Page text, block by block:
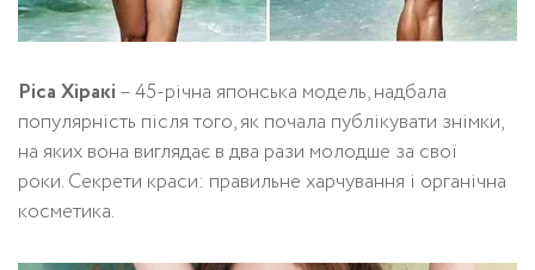
Ріса Хіракі – 45-річна японська модель, надбала
популярність після того, як почала публікувати знімки,
на яких вона виглядає в два рази молодше за свої
роки. Секрети краси: правильне харчування і органічна
косметика.